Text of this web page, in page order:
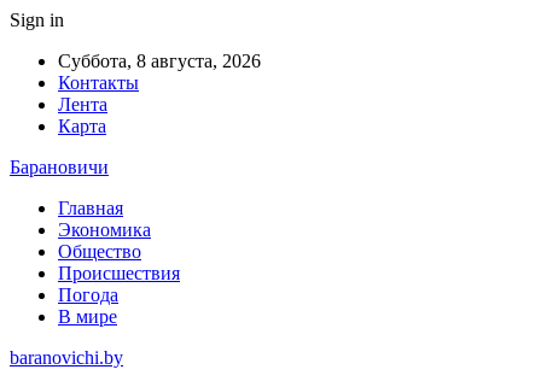
Sign in
Суббота, 8 августа, 2026
Контакты
Лента
Карта
Барановичи
Главная
Экономика
Общество
Происшествия
Погода
В мире
baranovichi.by